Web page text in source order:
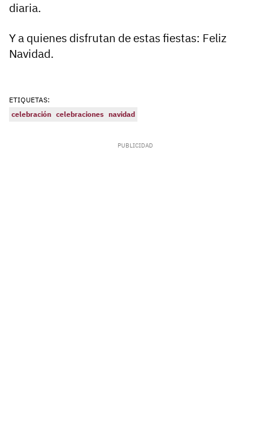
diaria.
Y a quienes disfrutan de estas fiestas: Feliz
Navidad.
ETIQUETAS:
celebración celebraciones navidad